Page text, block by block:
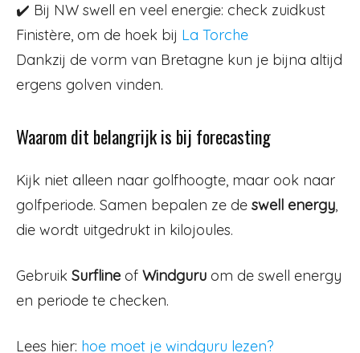
✔️ Bij NW swell en veel energie: check zuidkust
Finistère, om de hoek bij La Torche
Dankzij de vorm van Bretagne kun je bijna altijd
ergens golven vinden.
Waarom dit belangrijk is bij forecasting
Kijk niet alleen naar golfhoogte, maar ook naar
golfperiode. Samen bepalen ze de swell energy,
die wordt uitgedrukt in kilojoules.
Gebruik Surfline of Windguru om de swell energy
en periode te checken.
Lees hier: hoe moet je windguru lezen?